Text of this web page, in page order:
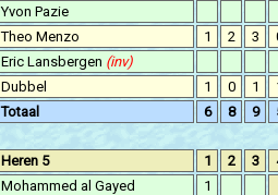
Yvon Pazie
Theo Menzo
1 2 3
Eric Lansbergen (inv)
Dubbel
1 0 1
Totaal
6 8 9
Heren 5 1 2 3
Mohammed al Gayed
1